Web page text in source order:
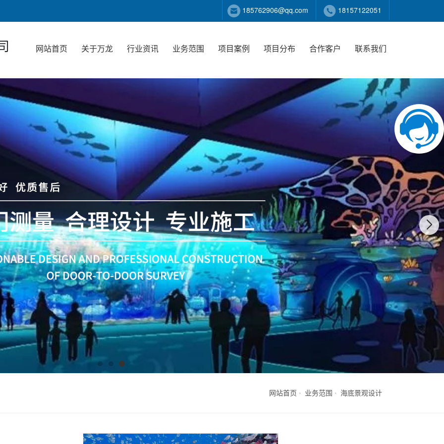
185762906@qq.com 18157122051
网站首页 关于万龙 行业资讯 业务范围 项目案例 项目分布 合作客户 联系我们
网站首页 业务范围 海底景观设计